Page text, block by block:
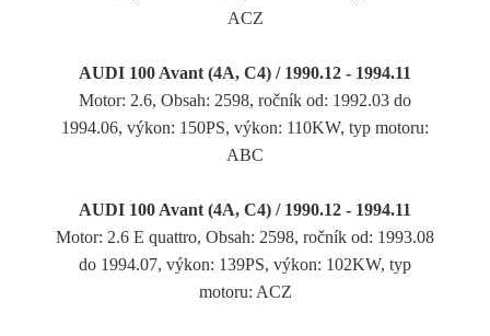
ACZ
AUDI 100 Avant (4A, C4) / 1990.12 - 1994.11
Motor: 2.6, Obsah: 2598, ročník od: 1992.03 do
1994.06, výkon: 150PS, výkon: 110KW, typ motoru:
ABC
AUDI 100 Avant (4A, C4) / 1990.12 - 1994.11
Motor: 2.6 E quattro, Obsah: 2598, ročník od: 1993.08
do 1994.07, výkon: 139PS, výkon: 102KW, typ
motoru: ACZ